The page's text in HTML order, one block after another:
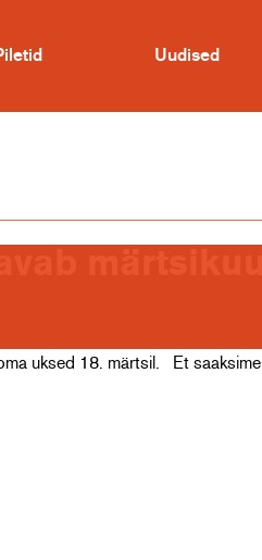
Uudised
uksed 18. märtsil. Et saaksime